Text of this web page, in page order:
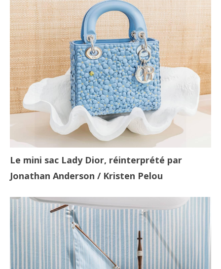
Le mini sac Lady Dior, réinterprété par
Jonathan Anderson / Kristen Pelou